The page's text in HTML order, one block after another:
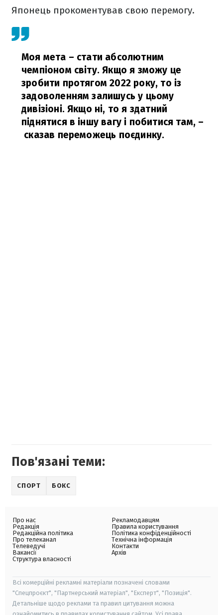
Японець прокоментував свою перемогу.
Моя мета – стати абсолютним
чемпіоном світу. Якщо я зможу це
зробити протягом 2022 року, то із
задоволенням залишусь у цьому
дивізіоні. Якщо ні, то я здатний
піднятися в іншу вагу і побитися там, –
сказав переможець поєдинку.
Пов'язані теми:
СПОРТ БОКС
Про нас
Редакція
Редакційна політика
Про телеканал
Телеведучі
Вакансії
Структура власності
Рекламодавцям
Правила користування
Політика конфіденційності
Технічна інформація
Контакти
Архів
Всі комерційні рекламні матеріали позначені словами
"Спецпроєкт", "Партнерський матеріал", "Експерт", "Позиція".
Детальніше щодо реклами та правил цитування можна